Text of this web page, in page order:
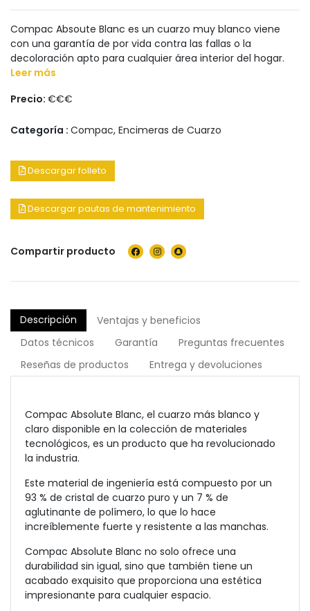
Compac Absoute Blanc es un cuarzo muy blanco viene
con una garantía de por vida contra las fallas o la
decoloración apto para cualquier área interior del hogar.
Leer más
Precio: €€€
Categoría : Compac, Encimeras de Cuarzo
Descargar folleto
Descargar pautas de mantenimiento
Compartir producto
Descripción
Ventajas y beneficios
Datos técnicos
Garantía
Preguntas frecuentes
Reseñas de productos
Entrega y devoluciones
Compac Absolute Blanc, el cuarzo más blanco y
claro disponible en la colección de materiales
tecnológicos, es un producto que ha revolucionado
la industria.
Este material de ingeniería está compuesto por un
93 % de cristal de cuarzo puro y un 7 % de
aglutinante de polímero, lo que lo hace
increíblemente fuerte y resistente a las manchas.
Compac Absolute Blanc no solo ofrece una
durabilidad sin igual, sino que también tiene un
acabado exquisito que proporciona una estética
impresionante para cualquier espacio.